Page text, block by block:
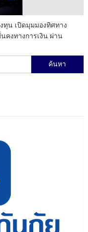
ทุน เปิดมุมมองทิศทาง
คงทางการเงิน ผ่าน
ค้นหาสำหรับ: